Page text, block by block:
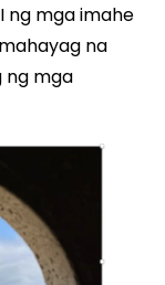
ng mga imahe
na
ng mga